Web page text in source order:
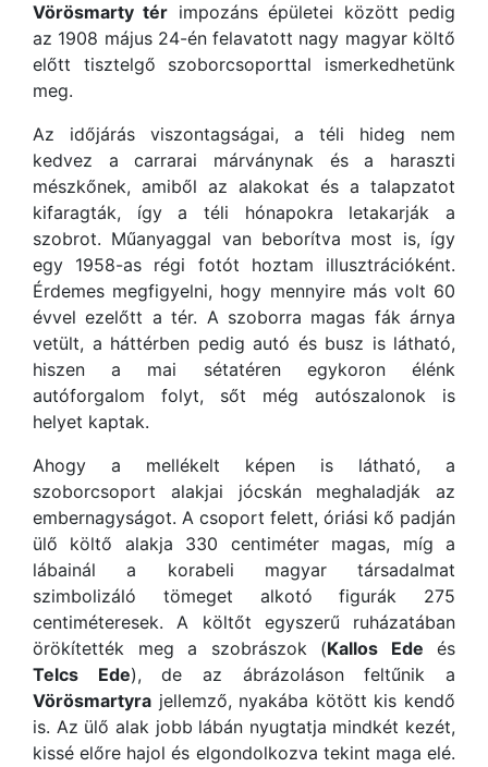
Vörösmarty tér impozáns épületei között pedig
az 1908 május 24-én felavatott nagy magyar költő
előtt tisztelgő szoborcsoporttal ismerkedhetünk
meg.
Az időjárás viszontagságai, a téli hideg nem
kedvez a carrarai márványnak és a haraszti
mészkőnek, amiből az alakokat és a talapzatot
kifaragták, így a téli hónapokra letakarják a
szobrot. Műanyaggal van beborítva most is, így
egy 1958-as régi fotót hoztam illusztrációként.
Érdemes megfigyelni, hogy mennyire más volt 60
évvel ezelőtt a tér. A szoborra magas fák árnya
vetült, a háttérben pedig autó és busz is látható,
hiszen a mai sétatéren egykoron élénk
autóforgalom folyt, sőt még autószalonok is
helyet kaptak.
Ahogy a mellékelt képen is látható, a
szoborcsoport alakjai jócskán meghaladják az
embernagyságot. A csoport felett, óriási kő padján
ülő költő alakja 330 centiméter magas, míg a
lábainál a korabeli magyar társadalmat
szimbolizáló tömeget alkotó figurák 275
centiméteresek. A költőt egyszerű ruházatában
örökítették meg a szobrászok (Kallos Ede és
Telcs Ede), de az ábrázoláson feltűnik a
Vörösmartyra jellemző, nyakába kötött kis kendő
is. Az ülő alak jobb lábán nyugtatja mindkét kezét,
kissé előre hajol és elgondolkozva tekint maga elé.